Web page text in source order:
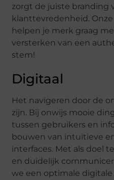
zorgt de juiste branding
klanttevredenheid.
helpen je merk graag
versterken van een
stem!
Digitaal
Het navigeren door de
zijn. Bij onwijs mooie
tussen gebruikers en
bouwen van intuïtieve
interfaces. Met als doel
en duidelijk
we een optimale